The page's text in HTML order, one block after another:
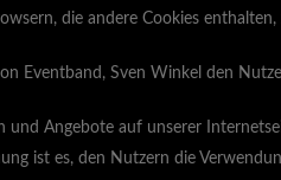
die andere Cookies
Eventband, Sven Winkel den
Angebote auf unserer
ist es, den Nutzern die